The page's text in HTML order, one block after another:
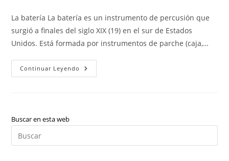
la
entrada:
la
entrada:
La batería La batería es un instrumento de percusión que
surgió a finales del siglo XIX (19) en el sur de Estados
Unidos. Está formada por instrumentos de parche (caja,…
Continuar Leyendo Batería,
Decálogo
De
Buscar en esta web